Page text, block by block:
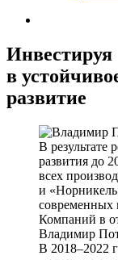
Инвестируя
в
развитие
В результате
развития до
всех
и
современных
Компаний в
Владимир
В 2018–2022